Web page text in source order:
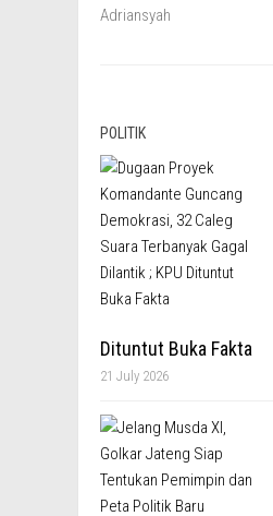
POLITIK
Dituntut Buka Fakta
21 July 2026